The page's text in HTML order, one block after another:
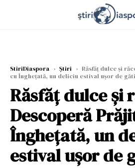
StiriDiaspora › Știri › Răsfăț dulce și
cu Înghețată, un deliciu estival ușor de
Răsfăț dulce și
Descoperă
Înghețată, un
estival ușor de